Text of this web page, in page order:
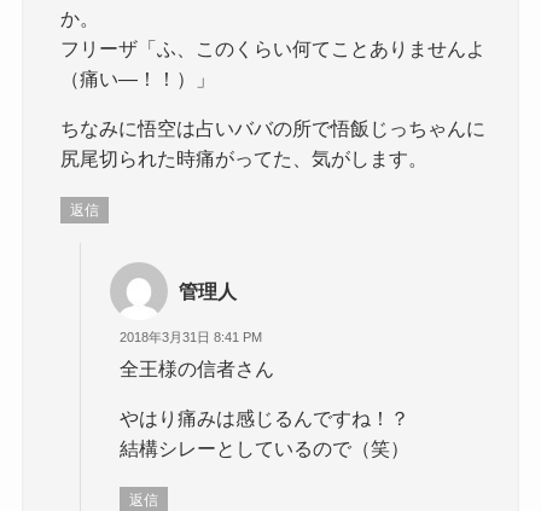
か。
フリーザ「ふ、このくらい何てことありませんよ
（痛い―！！）」
ちなみに悟空は占いババの所で悟飯じっちゃんに
尻尾切られた時痛がってた、気がします。
返信
管理人
2018年3月31日 8:41 PM
全王様の信者さん
やはり痛みは感じるんですね！？
結構シレーとしているので（笑）
返信